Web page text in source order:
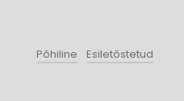
Põhiline Esiletõstetud